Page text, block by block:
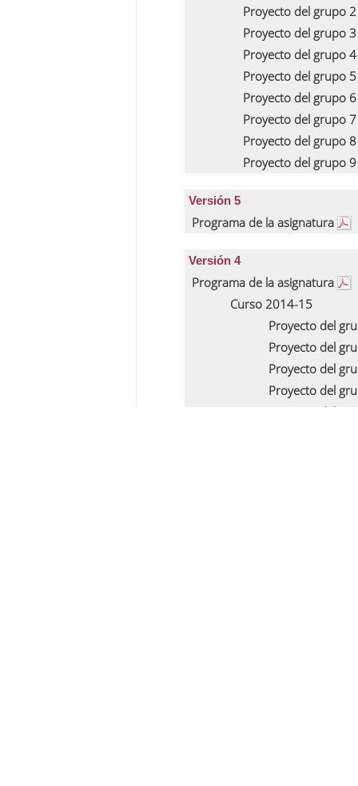
Proyecto del grupo
Proyecto del grupo
Proyecto del grupo
Proyecto del grupo
Proyecto del grupo
Proyecto del grupo
Proyecto del grupo
Proyecto del grupo
Versión 5
Programa de la asignatura
Versión 4
Programa de la asignatura
Curso 2014-15
Proyecto del
Proyecto del
Proyecto del
Proyecto del
Proyecto del